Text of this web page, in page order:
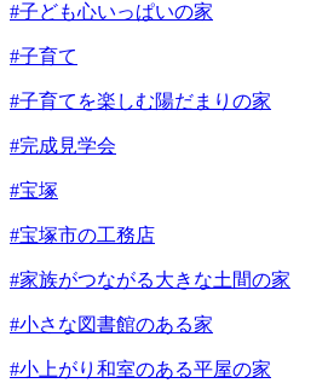
#子ども心いっぱいの家
#子育て
#子育てを楽しむ陽だまりの家
#完成見学会
#宝塚
#宝塚市の工務店
#家族がつながる大きな土間の家
#小さな図書館のある家
#小上がり和室のある平屋の家